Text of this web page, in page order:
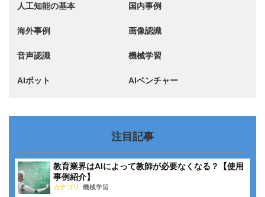
人工知能の基本 国内事例
海外事例 画像認識
音声認識 機械学習
AIボット AIベンチャー
注目記事
教育業界はAIによって教師が必要なくなる？【使用
事例紹介】
カテゴリ: 機械学習